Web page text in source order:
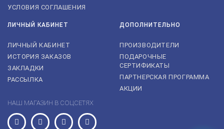
УСЛОВИЯ СОГЛАШЕНИЯ
ЛИЧНЫЙ КАБИНЕТ
ЛИЧНЫЙ КАБИНЕТ
ИСТОРИЯ ЗАКАЗОВ
ЗАКЛАДКИ
РАССЫЛКА
ДОПОЛНИТЕЛЬНО
ПРОИЗВОДИТЕЛИ
ПОДАРОЧНЫЕ
СЕРТИФИКАТЫ
ПАРТНЕРСКАЯ ПРОГРАММА
АКЦИИ
НАШ МАГАЗИН В СОЦСЕТЯХ